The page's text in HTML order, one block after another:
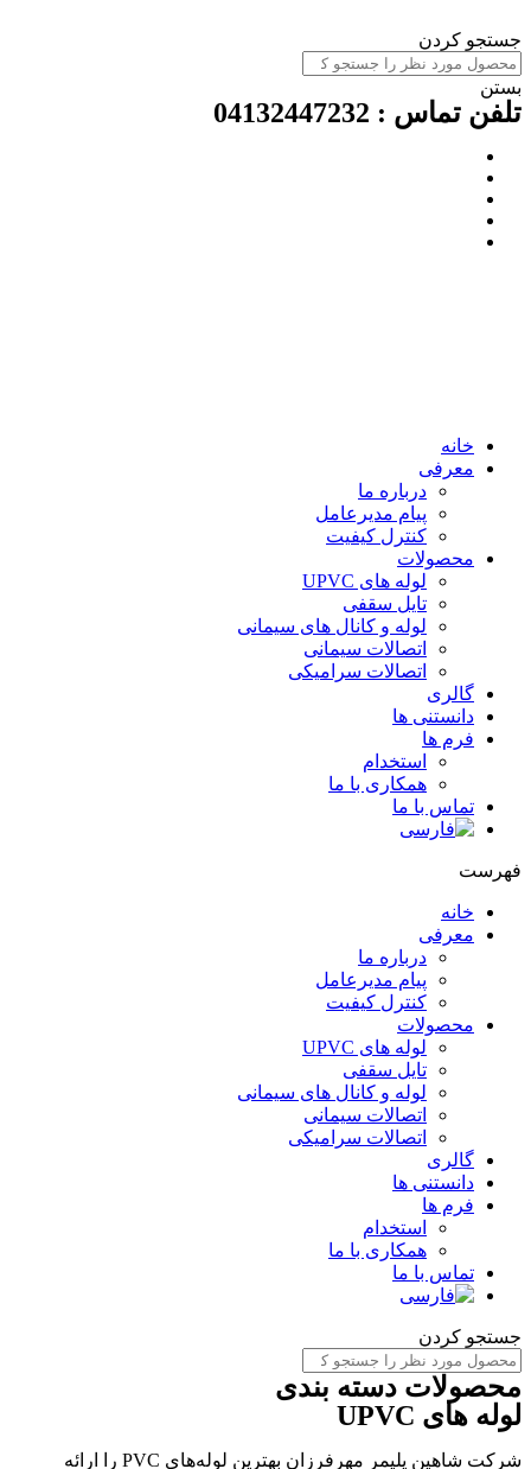
جستجو کردن
بستن
تلفن تماس : 04132447232
خانه
معرفی
درباره ما
پیام مدیرعامل
کنترل کیفیت
محصولات
لوله های UPVC
تایل سقفی
لوله و کانال های سیمانی
اتصالات سیمانی
اتصالات سرامیکی
گالری
دانستنی ها
فرم ها
استخدام
همکاری با ما
تماس با ما
فهرست
خانه
معرفی
درباره ما
پیام مدیرعامل
کنترل کیفیت
محصولات
لوله های UPVC
تایل سقفی
لوله و کانال های سیمانی
اتصالات سیمانی
اتصالات سرامیکی
گالری
دانستنی ها
فرم ها
استخدام
همکاری با ما
تماس با ما
جستجو کردن
محصولات دسته بندی
لوله های UPVC
شرکت شاهین پلیمر مهرفرزان بهترین لوله‌های PVC را ارائه